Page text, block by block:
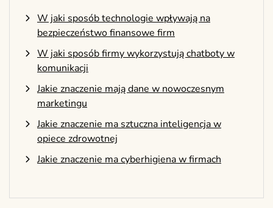
W jaki sposób technologie wpływają na
bezpieczeństwo finansowe firm
W jaki sposób firmy wykorzystują chatboty w
komunikacji
Jakie znaczenie mają dane w nowoczesnym
marketingu
Jakie znaczenie ma sztuczna inteligencja w
opiece zdrowotnej
Jakie znaczenie ma cyberhigiena w firmach